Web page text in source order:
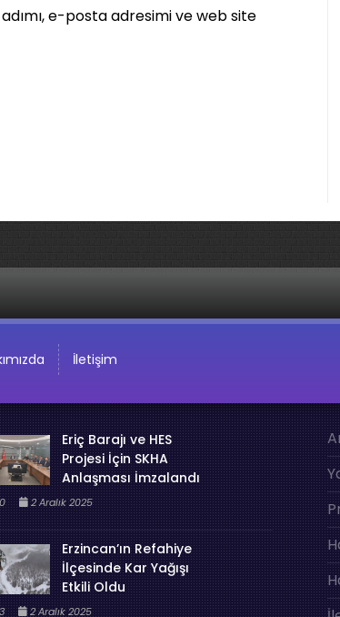
e-posta adresimi ve web site
İletişim
Eriç Barajı ve HES
Projesi İçin SKHA
Anlaşması İmzalandı
2 Aralık 2025
Erzincan’ın Refahiye
İlçesinde Kar Yağışı
Etkili Oldu
2 Aralık 2025